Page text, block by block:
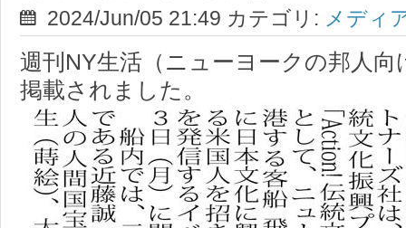
2024/Jun/05 21:49 カテゴリ: メディ
週刊NY生活（ニューヨークの邦人
掲載されました。